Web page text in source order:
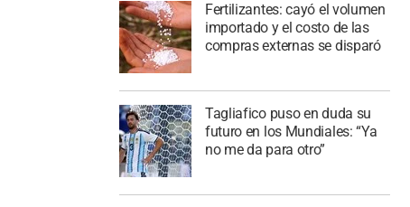
Fertilizantes: cayó el volumen
importado y el costo de las
compras externas se disparó
Tagliafico puso en duda su
futuro en los Mundiales: “Ya
no me da para otro”